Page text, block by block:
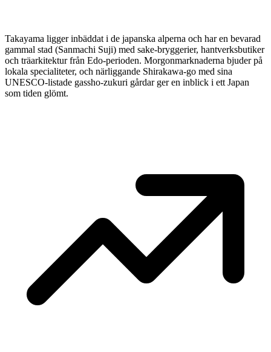
Takayama ligger inbäddat i de japanska alperna och har en bevarad
gammal stad (Sanmachi Suji) med sake-bryggerier, hantverksbutiker
och träarkitektur från Edo-perioden. Morgonmarknaderna bjuder på
lokala specialiteter, och närliggande Shirakawa-go med sina
UNESCO-listade gassho-zukuri gårdar ger en inblick i ett Japan
som tiden glömt.